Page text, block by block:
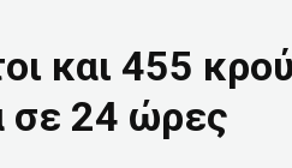
και 455
σε 24 ώρες